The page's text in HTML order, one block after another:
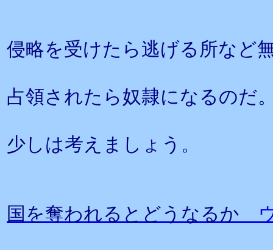
侵略を受けたら逃げる所など
占領されたら奴隷になるのだ
少しは考えましょう。
国を奪われるとどうなるか